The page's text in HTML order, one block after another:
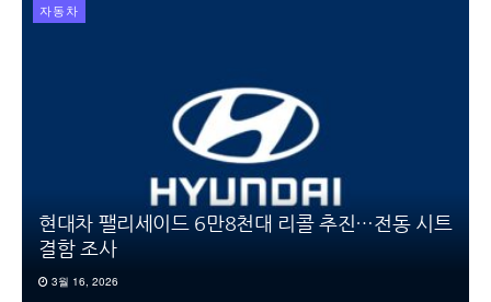
자동차
현대차 팰리세이드 6만8천대 리콜 추진…전동 시트
결함 조사
3월 16, 2026